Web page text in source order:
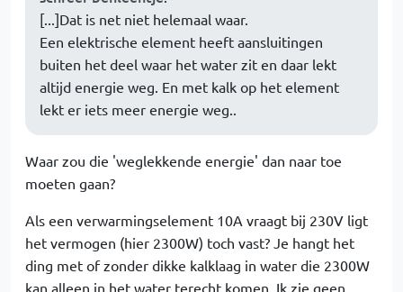
[...]Dat is net niet helemaal waar.
Een elektrische element heeft aansluitingen
buiten het deel waar het water zit en daar lekt
altijd energie weg. En met kalk op het element
lekt er iets meer energie weg..
Waar zou die 'weglekkende energie' dan naar toe
moeten gaan?
Als een verwarmingselement 10A vraagt bij 230V ligt
het vermogen (hier 2300W) toch vast? Je hangt het
ding met of zonder dikke kalklaag in water die 2300W
kan alleen in het water terecht komen. Ik zie geen